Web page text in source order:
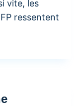
vite, les
ressentent